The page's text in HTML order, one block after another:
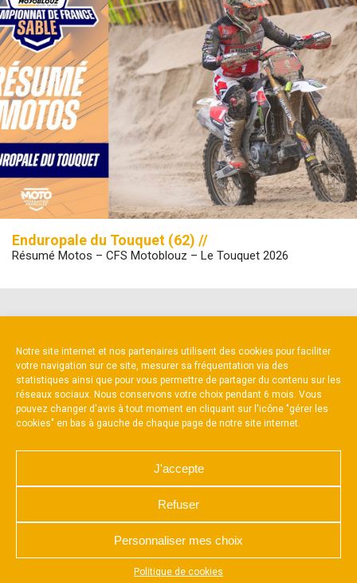
Notre site internet et nos partenaires utilisent des cookies pour faciliter
votre navigation sur ce site, mesurer sa fréquentation via des
statistiques ainsi que pour vous permettre de partager du contenu sur les
réseaux sociaux. Nous conservons votre choix pendant 6 mois. Vous
pouvez changer d'avis à tout moment en cliquant sur l'icône "gérer les
cookies" en bas à gauche de chaque page de notre site internet.
J'accepte
Refuser
Personnaliser mes choix
Politique de cookies
Appuyez sur le bouton partager en bas de votre
Enduropale du Touquet (62) //
Résumé Motos – CFS Motoblouz – Le Touquet 2026
NOUS CONTACTER
MENTIONS LÉGALES
CHARTE DE CONFIDENTIALITÉ
POLITIQUE D’UTILISATION DES COOKIES